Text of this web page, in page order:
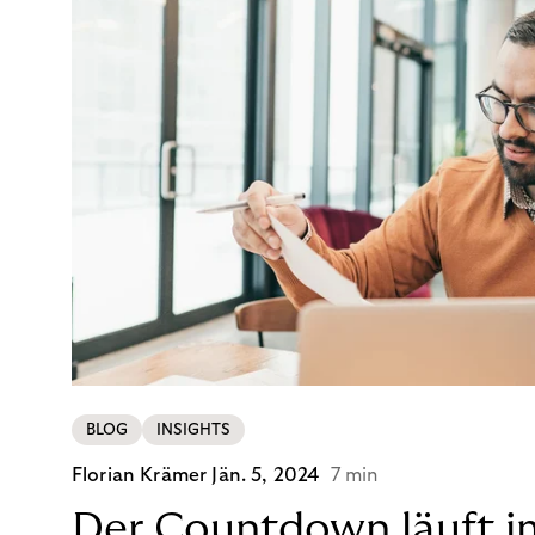
BLOG INSIGHTS
Florian Krämer Jän. 5, 2024 7 min